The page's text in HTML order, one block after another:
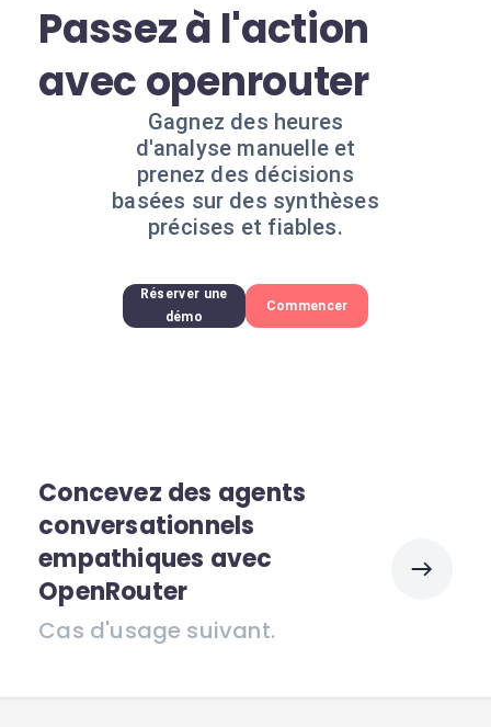
Passez à l'action
avec openrouter
Gagnez des heures
d'analyse manuelle et
prenez des décisions
basées sur des synthèses
précises et fiables.
Réserver une
démo
Commencer
Concevez des agents
conversationnels
empathiques avec
OpenRouter
Cas d'usage suivant.